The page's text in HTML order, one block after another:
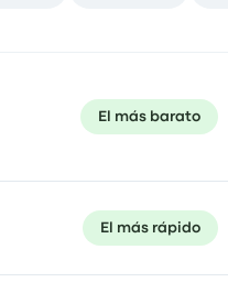
El más barato
El más rápido